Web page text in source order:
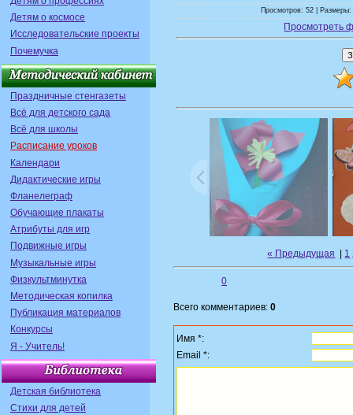
Детям о космосе
Исследовательские проекты
Почемучка
Праздничные стенгазеты
Всё для детского сада
Всё для школы
Расписание уроков
Календари
Дидактические игры
Фланелеграф
Обучающие плакаты
Атрибуты для игр
Подвижные игры
Музыкальные игры
Физкультминутка
Методическая копилка
Публикация материалов
Конкурсы
Я - Учитель!
Детская библиотека
Стихи для детей
Просмотров: 52 |
Просмотреть
« Предыдущая 1
0
Всего комментариев: 0
Имя *:
Email *: